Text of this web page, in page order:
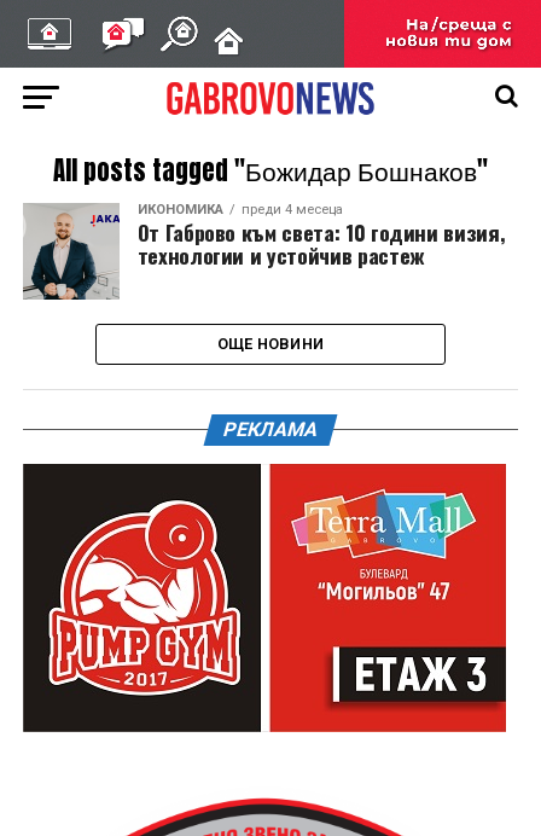
All posts tagged "Божидар Бошнаков"
ИКОНОМИКА преди 4 месеца
От Габрово към света: 10 години визия,
технологии и устойчив растеж
ОЩЕ НОВИНИ
РЕКЛАМА